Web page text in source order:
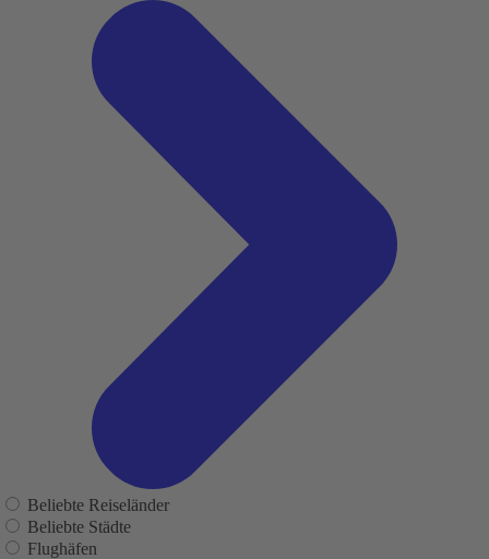
Beliebte Reiseländer
Beliebte Städte
Flughäfen